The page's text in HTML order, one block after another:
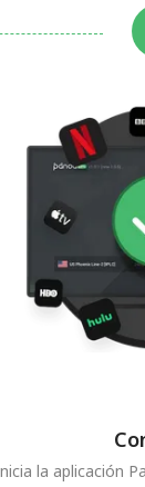
la aplicación